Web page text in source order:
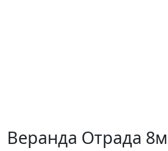
Веранда Отрада